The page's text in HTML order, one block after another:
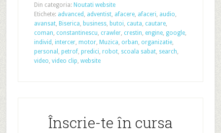
Din categoria: Noutati website
Etichete: advanced , adventist, afacere, afaceri, audio,
avansat, Biserica, business, butoi, cauta, cautare,
coman, constantinescu, crawler, crestin, engine, google,
individ , intercer, motor, Muzica, orban, organizatie,
personal , petrof, predici, robot, scoala sabat, search,
video, video clip, website
Înscrie-te în cursa